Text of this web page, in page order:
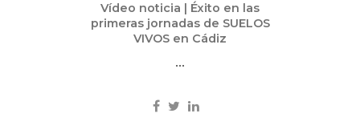
Vídeo noticia | Éxito en las
primeras jornadas de SUELOS
VIVOS en Cádiz
...